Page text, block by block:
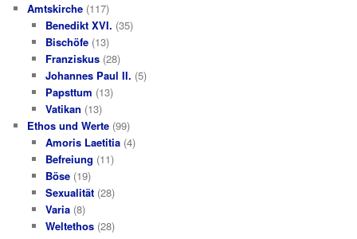
Amtskirche (117)
Benedikt XVI. (35)
Bischöfe(13)
Franziskus(28)
Johannes Paul II. (5)
Papsttum (13)
Vatikan (13)
Ethos und Werte (99)
Amoris Laetitia(4)
Befreiung (11)
Böse(19)
Sexualität(28)
Varia(8)
Weltethos(28)